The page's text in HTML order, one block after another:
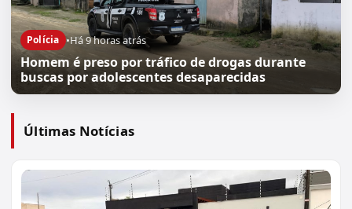
Polícia •Há 9 horas atrás
Homem é preso por tráfico de drogas durante
buscas por adolescentes desaparecidas
Últimas Notícias